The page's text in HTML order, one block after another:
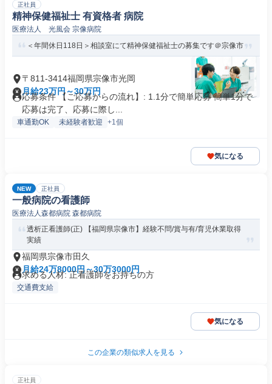
正社員
精神保健福祉士 有資格者 病院
医療法人 光風会 宗像病院
＜年間休日118日＞相談室にて精神保健福祉士の募集です＠宗像市
〒811-3414福岡県宗像市光岡
月給23万円～30万円
応募条件 【ご応募からの流れ】: 1.1分で簡単応募 簡単1分で
応募は完了、応募に際し...
車通勤OK 未経験者歓迎 +1個
気になる
NEW 正社員
一般病院の看護師
医療法人森都病院 森都病院
透析正看護師(正) 【福岡県宗像市】経験不問/賞与有/育児休業取得
実績
福岡県宗像市田久
月給24万8000円～30万3000円
求める人材: 正看護師をお持ちの方
交通費支給
気になる
この企業の類似求人を見る
正社員